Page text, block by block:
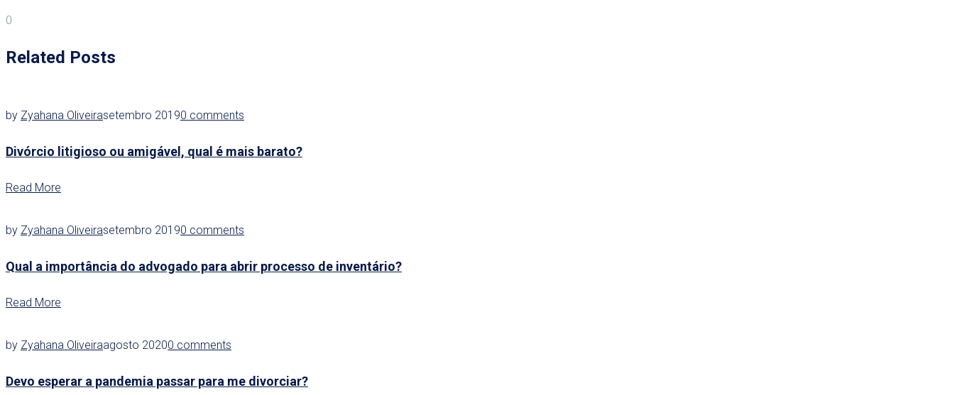
0
Related Posts
by Zyahana Oliveirasetembro 20190 comments
Divórcio litigioso ou amigável, qual é mais barato?
Read More
by Zyahana Oliveirasetembro 20190 comments
Qual a importância do advogado para abrir processo de inventário?
Read More
by Zyahana Oliveiraagosto 20200 comments
Devo esperar a pandemia passar para me divorciar?